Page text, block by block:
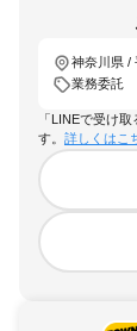
神奈川県 /
業務委託
「LINEで受け
す。 詳しくはこ